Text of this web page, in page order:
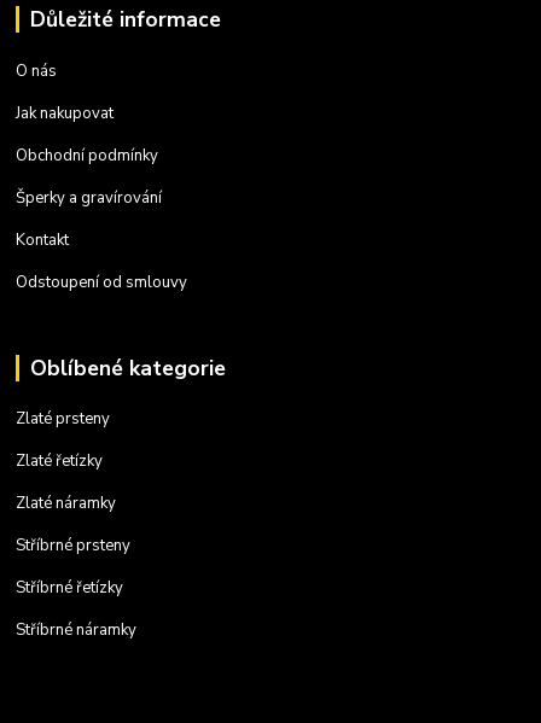
Důležité informace
O nás
Jak nakupovat
Obchodní podmínky
Šperky a gravírování
Kontakt
Odstoupení od smlouvy
Oblíbené kategorie
Zlaté prsteny
Zlaté řetízky
Zlaté náramky
Stříbrné prsteny
Stříbrné řetízky
Stříbrné náramky